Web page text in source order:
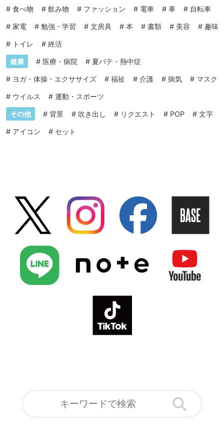
# 食べ物 # 飲み物 # ファッション # 電車 # 車 # 自転車
# 家電 # 勉強・学習 # 文房具 # 本 # 書類 # 美容 # 趣味
# トイレ # 終活
健康 # 医療・病院 # 夏バテ・熱中症
# ヨガ・体操・エクササイズ # 福祉 # 介護 # 病気 # マスク
# ウイルス # 運動・スポーツ
その他 # 背景 # 吹き出し # リクエスト # POP # 文字
# アイコン # セット